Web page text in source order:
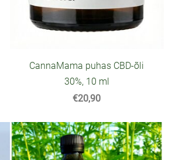
CannaMama puhas CBD-õli
30%, 10 ml
€20,90